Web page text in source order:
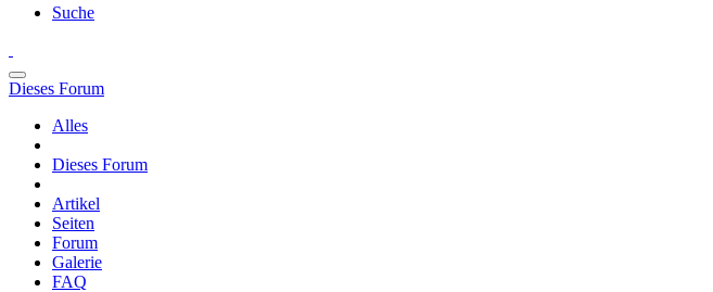
Suche
Dieses Forum
Alles
Dieses Forum
Artikel
Seiten
Forum
Galerie
FAQ